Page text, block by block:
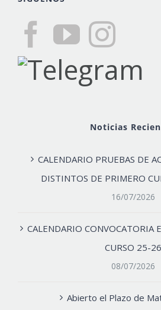
Noticias
CALENDARIO PRUEBAS DE
DISTINTOS DE PRIMERO
16/07/2026
CALENDARIO CONVOCATORIA
CURSO 25-26
08/07/2026
Abierto el Plazo de